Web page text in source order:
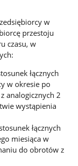
w
przestoju
czasu, w
łącznych
w okresie po
analogicznych 2
wystąpienia
łącznych
miesiąca w
do obrotów z